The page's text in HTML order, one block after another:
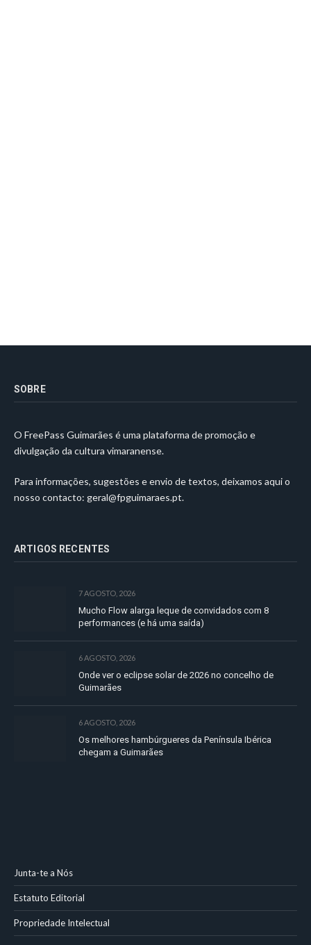
SOBRE
O FreePass Guimarães é uma plataforma de promoção e
divulgação da cultura vimaranense.
Para informações, sugestões e envio de textos, deixamos aqui o
nosso contacto: geral@fpguimaraes.pt.
ARTIGOS RECENTES
7 AGOSTO, 2026
Mucho Flow alarga leque de convidados com 8
performances (e há uma saída)
6 AGOSTO, 2026
Onde ver o eclipse solar de 2026 no concelho de
Guimarães
6 AGOSTO, 2026
Os melhores hambúrgueres da Península Ibérica
chegam a Guimarães
Junta-te a Nós
Estatuto Editorial
Propriedade Intelectual